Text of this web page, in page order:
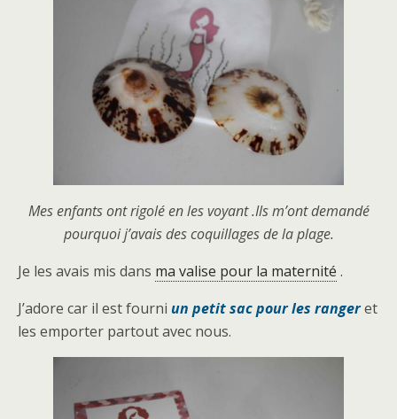
Mes enfants ont rigolé en les voyant .Ils m’ont demandé
pourquoi j’avais des coquillages de la plage.
Je les avais mis dans ma valise pour la maternité .
J’adore car il est fourni un petit sac pour les rangeret
les emporter partout avec nous.